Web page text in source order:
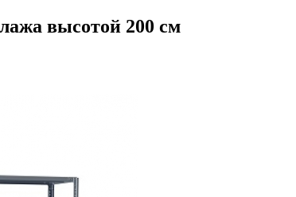
высотой 200 см